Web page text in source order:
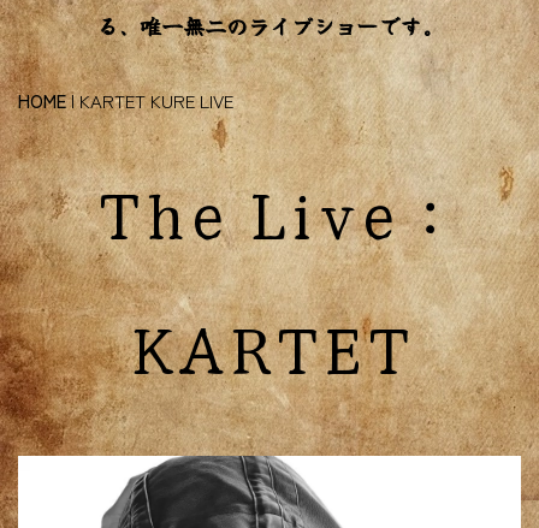
る、唯一無二のライブショーです。
HOME|KARTET KURE LIVE
The Live :
KARTET